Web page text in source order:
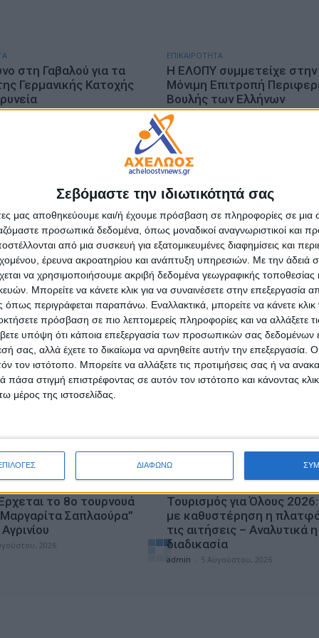
Σεβόμαστε την ιδιωτικότητά σας
μας αποθηκεύουμε και/ή έχουμε πρόσβαση σε πληροφορίες σε
προσωπικά δεδομένα, όπως μοναδικοί αναγνωριστικοί και
από μια συσκευή για εξατομικευμένες διαφημίσεις και
έρευνα ακροατηρίου και ανάπτυξη υπηρεσιών. Με την άδειά
να χρησιμοποιήσουμε ακριβή δεδομένα γεωγραφικής τοποθεσίας
Μπορείτε να κάνετε κλικ για να συναινέσετε στην επεξεργασία
περιγράφεται παραπάνω. Εναλλακτικά, μπορείτε να κάνετε κλικ
πρόσβαση σε πιο λεπτομερείς πληροφορίες και να αλλάξετε
υπόψη ότι κάποια επεξεργασία των προσωπικών σας δεδομένων
σας, αλλά έχετε το δικαίωμα να αρνηθείτε αυτήν την επεξεργασία.
τον ιστότοπο. Μπορείτε να αλλάξετε τις προτιμήσεις σας ή να
στιγμή επιστρέφοντας σε αυτόν τον ιστότοπο και κάνοντας
μέρος της ιστοσελίδας.
ΔΙΑΦΩΝΩ
στη Γαβαλού για τα
Γερμανικής Κατοχής
ΕΠΙΚΑΙΡΟΤΗΤΑ
Η ΕΛΟΠΥ συμμετείχε στην
Μόνιμη Επιτροπή
Βουλής των Ελλήνων
admin
9 Αυγούστου τα
2026» στο
Θέρμου
2026
ΑΘΛΗΤΙΚΑ
«Πακέτο» στην Ελλάδα για
Παναιτωλικό Νακάμπα
admin 5 Αυγούστου, 2026
το 8ο τουρνουά
Σαπλαούρα”
2026
Τουρισμός για Όλους
με καθυστέρηση η
τις αιτήσεις – Αναλυτικά η
διαδικασία
admin 5 Αυγούστου, 2026